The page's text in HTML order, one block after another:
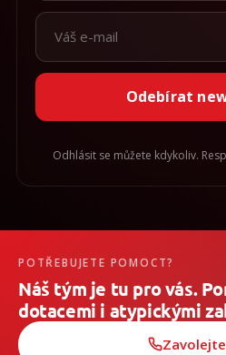
Odebírat
Odhlásit se můžete kdykoliv.
POTŘEBUJETE POMOCT?
Náš tým je tu pro vás.
dotacemi i atypickými